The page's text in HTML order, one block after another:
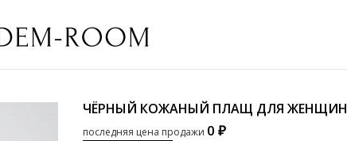
ЧЁРНЫЙ КОЖАНЫЙ ПЛАЩ ДЛЯ ЖЕНЩИН
последняя цена продажи 0 ₽